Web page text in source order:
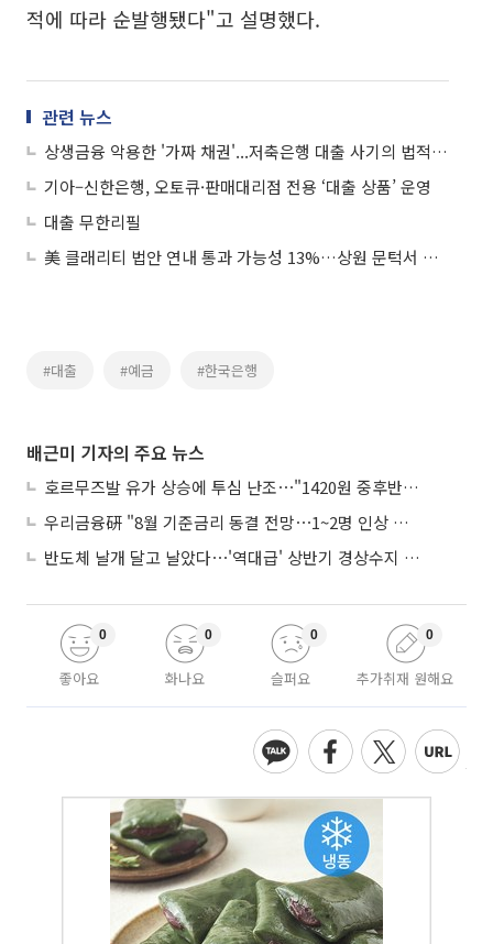
적에 따라 순발행됐다"고 설명했다.
관련 뉴스
상생금융 악용한 '가짜 채권'...저축은행 대출 사기의 법적 쟁점
기아–신한은행, 오토큐·판매대리점 전용 ‘대출 상품’ 운영
대출 무한리필
美 클래리티 법안 연내 통과 가능성 13%…상원 문턱서 제동
#대출 #예금 #한국은행
배근미 기자의 주요 뉴스
호르무즈발 유가 상승에 투심 난조⋯"1420원 중후반 등락"
우리금융硏 "8월 기준금리 동결 전망⋯1~2명 인상 소수의견 낼 것"
반도체 날개 달고 날았다⋯'역대급' 상반기 경상수지 흑자 2000억달러 육박
좋아요
0
화나요
0
슬퍼요
0
추가취재 원해요
0